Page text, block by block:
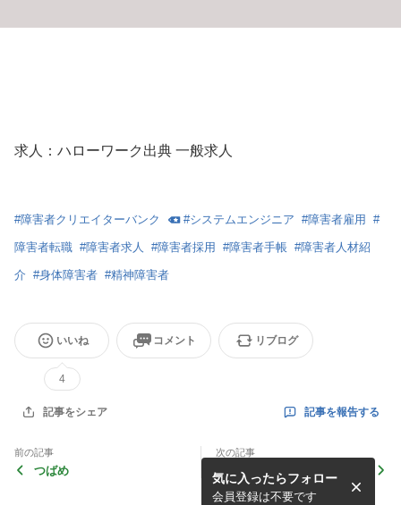
求人：ハローワーク出典 一般求人
#障害者クリエイターバンク #システムエンジニア #障害者雇用 #
障害者転職 #障害者求人 #障害者採用 #障害者手帳 #障害者人材紹
介 #身体障害者 #精神障害者
いいね
4
コメント リブログ
記事をシェア 記事を報告する
前の記事
つばめ
次の記事
【障がい者（障害者）の求人
紹介】株式会社 マーブル
気に入ったらフォロー
会員登録は不要です